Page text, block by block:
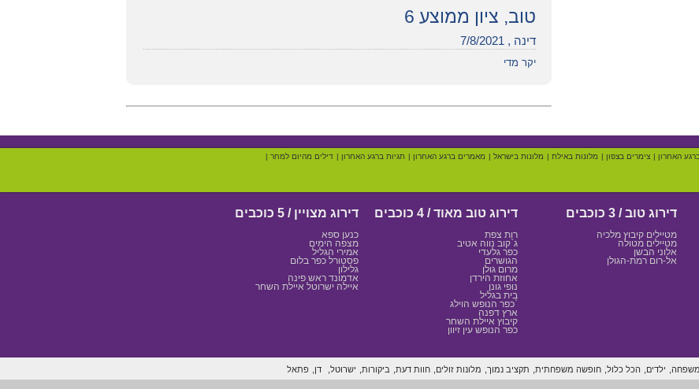
טוב, ציון ממוצע 6
דינה , 7/8/2021
יקר מדי
האחרון | צימרים בצפון | מלונות באילת | מלונות בישראל | מאמרים ברגע האחרון | תגיות ברגע האחרון | דילים מהיום למחר |
דירוג טוב / 3 כוכבים
מטיילים קיבוץ מלכיה
מטיילים מטולה
אלוני הבשן
אל-רום רמת-הגולן
דירוג טוב מאוד / 4 כוכבים
רות צפת
ג`קוב נווה אטיב
כפר גלעדי
הגושרים
מרום גולן
אחוזת הירדן
נופי גונן
בית בגליל
כפר הנופש הוילג`
ארץ דפנה
קיבוץ איילת השחר
כפר הנופש עין זיוון
דירוג מצויין / 5 כוכבים
כנען ספא
מצפה הימים
אמירי הגליל
פסטורל כפר בלום
גלילון
אדמונד ראש פינה
איילה ישרוטל איילת השחר
משפחה, ילדים, הכל כלול, חופשה משפחתית, תקציב נמוך, מלונות זולים, חוות דעת, ביקורות, ישרוטל, דן, פתאל